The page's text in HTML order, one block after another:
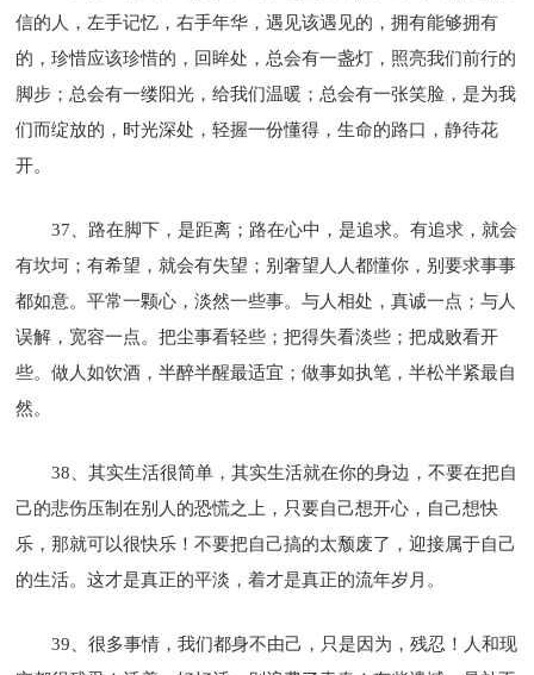
信的人，左手记忆，右手年华，遇见该遇见的，拥有能够拥有
的，珍惜应该珍惜的，回眸处，总会有一盏灯，照亮我们前行的
脚步；总会有一缕阳光，给我们温暖；总会有一张笑脸，是为我
们而绽放的，时光深处，轻握一份懂得，生命的路口，静待花
开。
37、路在脚下，是距离；路在心中，是追求。有追求，就会
有坎坷；有希望，就会有失望；别奢望人人都懂你，别要求事事
都如意。平常一颗心，淡然一些事。与人相处，真诚一点；与人
误解，宽容一点。把尘事看轻些；把得失看淡些；把成败看开
些。做人如饮酒，半醉半醒最适宜；做事如执笔，半松半紧最自
然。
38、其实生活很简单，其实生活就在你的身边，不要在把自
己的悲伤压制在别人的恐慌之上，只要自己想开心，自己想快
乐，那就可以很快乐！不要把自己搞的太颓废了，迎接属于自己
的生活。这才是真正的平淡，着才是真正的流年岁月。
39、很多事情，我们都身不由己，只是因为，残忍！人和现